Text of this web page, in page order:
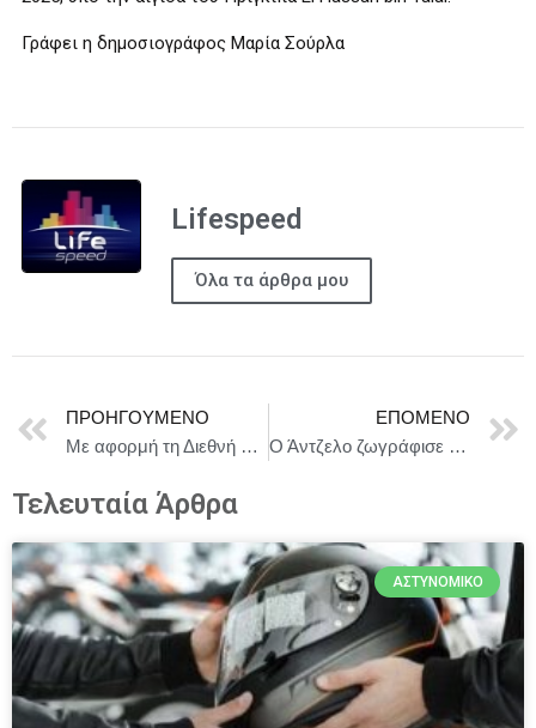
Γράφει η δημοσιογράφος Μαρία Σούρλα
Lifespeed
Όλα τα άρθρα μου
ΠΡΟΗΓΟΎΜΕΝΟ
Με αφορμή τη Διεθνή Ημέρα Φιλανθρωπίας, τα “Bread Factory” διοργάνωσαν ένα μοναδικό charity event, στηρίζοντας το έργο του Κέντρου Διημέρευσης – Ημερήσιας Φροντίδας για Άτομα με Ειδικές Ανάγκες, «Όλοι Εμείς Μαζί» !
ΕΠΌΜΕΝΟ
Ο Άντζελο ζωγράφισε για ακόμα μια φορά την ψυχή του – ARTE GARDEN
Τελευταία Άρθρα
ΑΣΤΥΝΟΜΙΚΌ